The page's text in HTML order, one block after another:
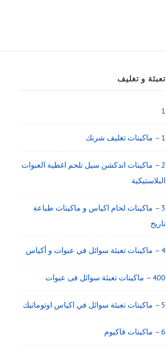
Sidebar
Widget
Area
تعبئة و تغليف
1
1 – ماكينات تغليف شرنك
2 – ماكينات اندكشن سيل تلحم اغطية العبوات
البلاستيكية
3 – ماكينات لحام اكياس و ماكينات طباعة
تاريخ
4 – ماكينات تعبئة سوائل في عبوات و أكياس
400 – ماكينات تعبئة سوائل فى عبوات
5 – ماكينات تعبئة سوائل في اكياس اوتوماتيك
6 – ماكينات فاكيوم